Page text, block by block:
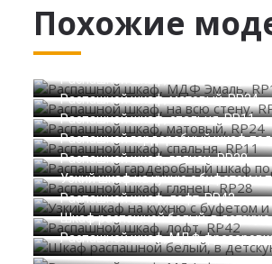
Похожие
Распашной шкаф, МДФ Эмаль, RP14
Распашной шкаф, на всю стену,
Распашной шкаф, матовый, RP24
Распашной шкаф, спальня, RP11
Распашной гардеробный шкаф под
Распашной шкаф, глянец, RP28
Узкий шкаф на кухню с буфетом и
Распашной шкаф, лофт, RP42
Шкаф распашной белый, в
Распашной шкаф, МДФ